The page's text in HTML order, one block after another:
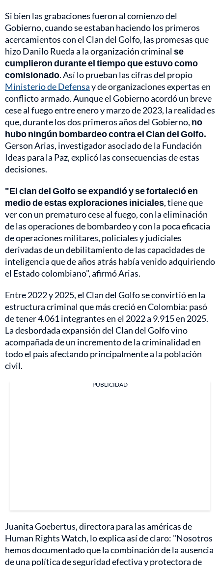
Si bien las grabaciones fueron al comienzo del
Gobierno, cuando se estaban haciendo los primeros
acercamientos con el Clan del Golfo, las promesas que
hizo Danilo Rueda a la organización criminalse
cumplieron durante el tiempo que estuvo como
comisionado. Así lo prueban las cifras del propio
Ministerio de Defensay de organizaciones expertas en
conflicto armado. Aunque el Gobierno acordó un breve
cese al fuego entre enero y marzo de 2023, la realidad es
que, durante los dos primeros años del Gobierno, no
hubo ningún bombardeo contra el Clan del Golfo.
Gerson Arias, investigador asociado de la Fundación
Ideas para la Paz, explicó las consecuencias de estas
decisiones.
"El clan del Golfo se expandió y se fortaleció en
medio de estas exploraciones iniciales, tiene que
ver con un prematuro cese al fuego, con la eliminación
de las operaciones de bombardeo y con la poca eficacia
de operaciones militares, policiales y judiciales
derivadas de un debilitamiento de las capacidades de
inteligencia que de años atrás había venido adquiriendo
el Estado colombiano", afirmó Arias.
Entre 2022 y 2025, el Clan del Golfo se convirtió en la
estructura criminal que más creció en Colombia: pasó
de tener 4.061 integrantes en el 2022 a 9.915 en 2025.
La desbordada expansión del Clan del Golfo vino
acompañada de un incremento de la criminalidad en
todo el país afectando principalmente a la población
civil.
PUBLICIDAD
Juanita Goebertus, directora para las américas de
Human Rights Watch, lo explica así de claro: "Nosotros
hemos documentado que la combinación de la ausencia
de una política de seguridad efectiva y protectora de